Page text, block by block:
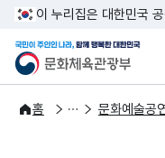
이 누리집은 대한민국
문화체육관광
국민이 주
홈
문화광장 문화예술공